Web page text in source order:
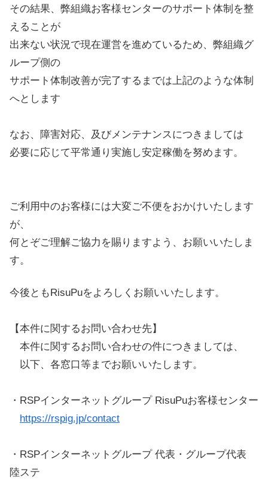
その結果、弊組織お客様センターのサポート体制を整
えることが
出来ない状況で現在運営を進めているため、弊組織グ
ループ側の
サポート体制改善が完了するまでは上記のような体制
へとします
なお、障害対応、及びメンテナンスにつきましては
必要に応じて平常通り実施し安定稼働を努めます。
ご利用中のお客様には大変ご不便をおかけいたします
が、
何とぞご理解ご協力を賜りますよう、お願いいたしま
す。
今後ともRisuPuをよろしくお願いいたします。
【本件に関するお問い合わせ先】
本件に関するお問い合わせの件につきましては、
以下、各窓口等までお願いいたします。
・RSPインターネットグループ RisuPuお客様センター
https://rspig.jp/contact
・RSPインターネットグループ 代表・グループ代表
陸ステ